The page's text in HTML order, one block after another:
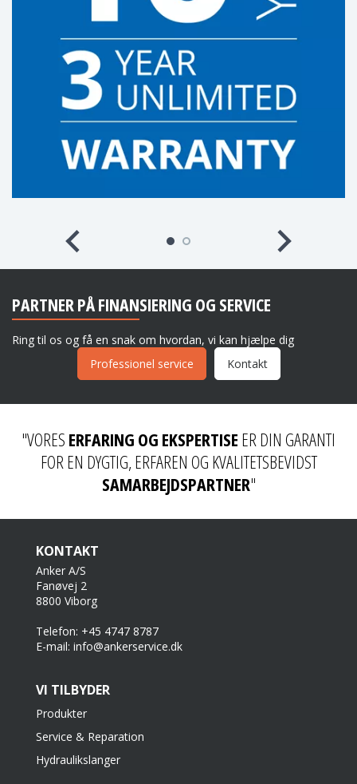
PARTNER PÅ FINANSIERING OG SERVICE
Ring til os og få en snak om hvordan, vi kan hjælpe dig
Professionel service
Kontakt
"VORES ERFARING OG EKSPERTISE ER DIN GARANTI
FOR EN DYGTIG, ERFAREN OG KVALITETSBEVIDST
SAMARBEJDSPARTNER"
KONTAKT
Anker A/S
Fanøvej 2
8800 Viborg
Telefon: +45 4747 8787
E-mail: info@ankerservice.dk
VI TILBYDER
Produkter
Service & Reparation
Hydraulikslanger